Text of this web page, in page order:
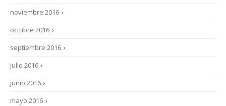
›
noviembre 2016
›
octubre 2016
›
septiembre 2016
›
julio 2016
›
junio 2016
›
mayo 2016